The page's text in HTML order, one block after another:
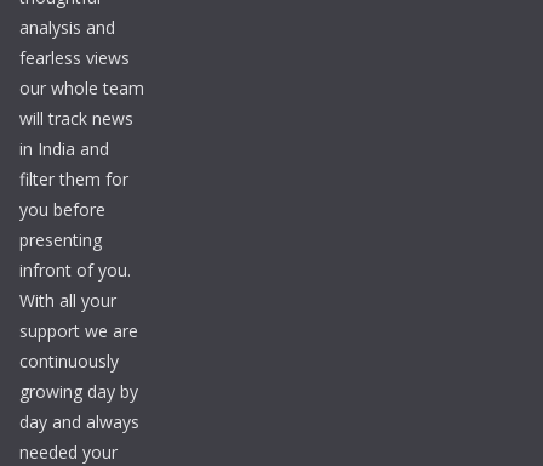
analysis and
fearless views
our whole team
will track news
in India and
filter them for
you before
presenting
infront of you.
With all your
support we are
continuously
growing day by
day and always
needed your